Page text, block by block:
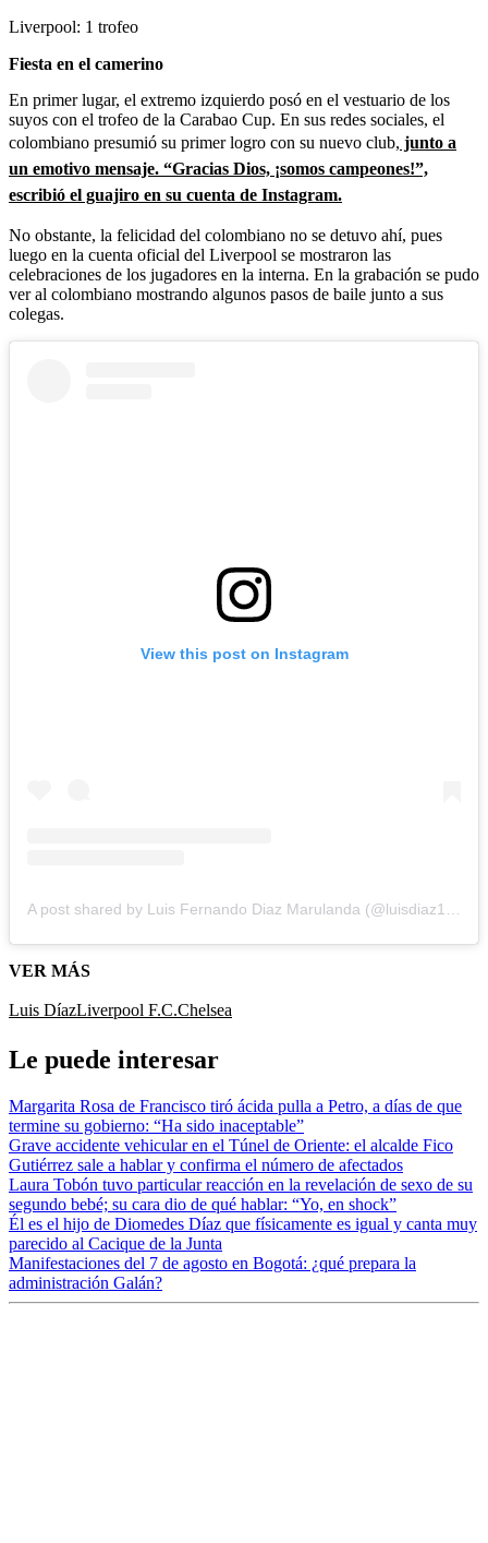
Liverpool: 1 trofeo
Fiesta en el camerino
En primer lugar, el extremo izquierdo posó en el vestuario de los
suyos con el trofeo de la Carabao Cup. En sus redes sociales, el
colombiano presumió su primer logro con su nuevo club, junto a
un emotivo mensaje. “Gracias Dios, ¡somos campeones!”,
escribió el guajiro en su cuenta de Instagram.
No obstante, la felicidad del colombiano no se detuvo ahí, pues
luego en la cuenta oficial del Liverpool se mostraron las
celebraciones de los jugadores en la interna. En la grabación se pudo
ver al colombiano mostrando algunos pasos de baile junto a sus
colegas.
View this post on Instagram
VER MÁS
Luis DíazLiverpool F.C.Chelsea
Le puede interesar
Margarita Rosa de Francisco tiró ácida pulla a Petro, a días de que
termine su gobierno: “Ha sido inaceptable”
Grave accidente vehicular en el Túnel de Oriente: el alcalde Fico
Gutiérrez sale a hablar y confirma el número de afectados
Laura Tobón tuvo particular reacción en la revelación de sexo de su
segundo bebé; su cara dio de qué hablar: “Yo, en shock”
Él es el hijo de Diomedes Díaz que físicamente es igual y canta muy
parecido al Cacique de la Junta
Manifestaciones del 7 de agosto en Bogotá: ¿qué prepara la
administración Galán?